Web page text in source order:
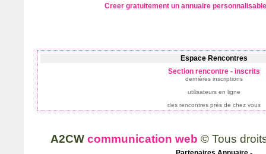
Creer gratuitement un annuaire
Espace Rencontres
Section rencontre - inscrits
dernières inscriptions
utilisateurs en ligne
des rencontres près de chez vous
A2CW communication web © Tous